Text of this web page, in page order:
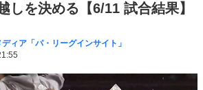
しを決める【6/11 試合結果】
ィア「パ・リーグインサイト」